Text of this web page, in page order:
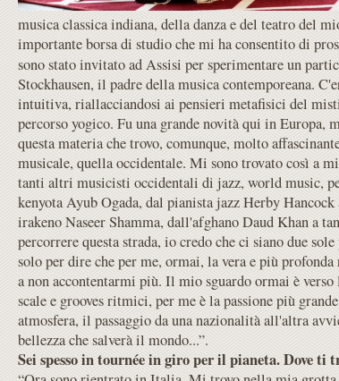
musica classica indiana, della danza e del teatro del
importante borsa di studio che mi ha consentito di
sono stato invitato ad Assisi per sperimentare un
Stockhausen, il padre della musica contemporeana.
intuitiva, riallacciandosi ai pensieri metafisici del
percorso yogico. Fu una grande novità qui in
questa materia che trovo, comunque, molto
musicale, quella occidentale. Mi sono trovato così a
tanti altri musicisti occidentali di jazz, world music,
kenyota Ayub Ogada, dal pianista jazz Herby
irakeno Naseer Shamma, dall'afghano Daud Khan a
percorrere questa strada, io credo che ci siano due
solo per dire che per me, ormai, la vera e più
a non accontentarmi più. Il mio sguardo ormai è
scale e grooves ritmici, per me è la passione più
atmosfera, il passaggio da una nazionalità all'altra
bellezza che salverà il mondo...”.
Sei spesso in tournée in giro per il pianeta. Dove ti